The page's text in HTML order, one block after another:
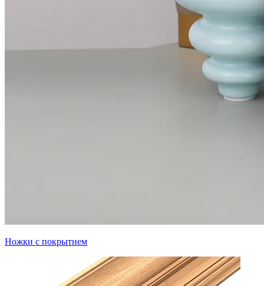
Ножки с покрытием